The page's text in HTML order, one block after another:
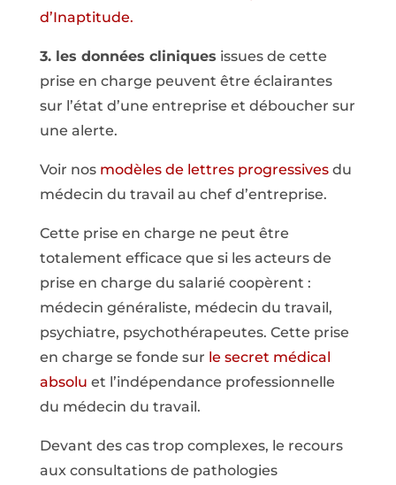
d’Inaptitude.
3. les données cliniques issues de cette
prise en charge peuvent être éclairantes
sur l’état d’une entreprise et déboucher sur
une alerte.
Voir nos modèles de lettres progressivesdu
médecin du travail au chef d’entreprise.
Cette prise en charge ne peut être
totalement efficace que si les acteurs de
prise en charge du salarié coopèrent :
médecin généraliste, médecin du travail,
psychiatre, psychothérapeutes. Cette prise
en charge se fonde sur le secret médical
absolu et l’indépendance professionnelle
du médecin du travail.
Devant des cas trop complexes, le recours
aux consultations de pathologies